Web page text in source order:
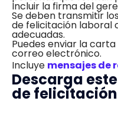
Incluir la firma del
Se deben transmitir
de felicitación laboral
adecuadas.
Puedes enviar la
correo electrónico.
Incluye mensajes de
Descarga
de